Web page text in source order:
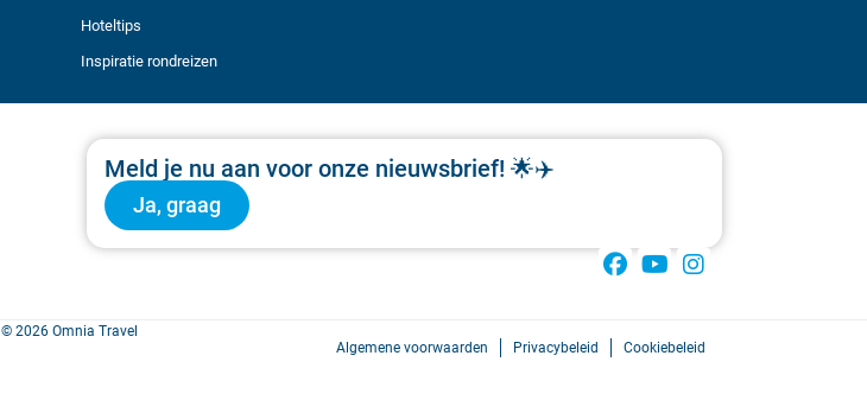
Hoteltips
Inspiratie rondreizen
Meld je nu aan voor onze nieuwsbrief! 🌟✈️
Ja, graag
© 2026 Omnia Travel
Algemene voorwaarden
Privacybeleid Cookiebeleid